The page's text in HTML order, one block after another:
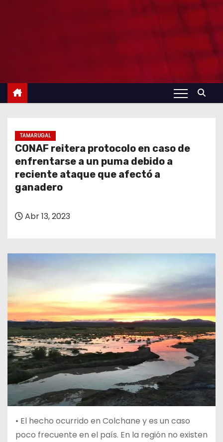
TAMARUGAL
CONAF reitera protocolo en caso de
enfrentarse a un puma debido a
reciente ataque que afectó a
ganadero
Abr 13, 2023
• El hecho ocurrido en Colchane y es un caso
poco frecuente en el país. En la región no existen